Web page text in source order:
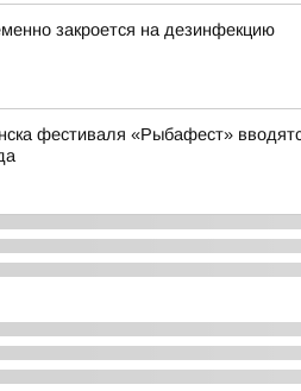
закроется на дезинфекцию
фестиваля «Рыбафест»